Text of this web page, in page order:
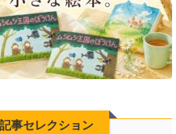
事セレクション